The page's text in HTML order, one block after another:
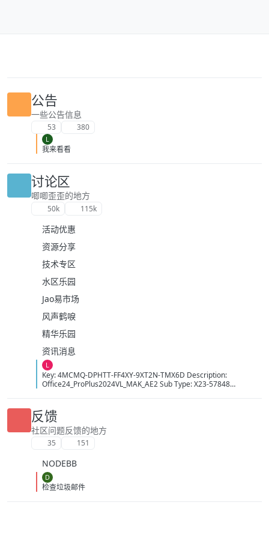
公告
一些公告信息
53 380
L
我来看看
讨论区
唧唧歪歪的地方
50k 115k
活动优惠
资源分享
技术专区
水区乐园
Jao易市场
风声鹤唳
精华乐园
资讯消息
L
Key: 4MCMQ-DPHTT-FF4XY-9XT2N-TMX6D Description:
Office24_ProPlus2024VL_MAK_AE2 Sub Type: X23-57848
反馈
社区问题反馈的地方
35 151
NODEBB
D
检查垃圾邮件